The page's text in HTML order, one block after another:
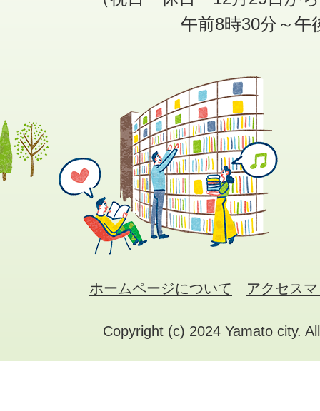
午前8時30分～午
ホームページについて アクセス
Copyright (c) 2024 Yamato city.